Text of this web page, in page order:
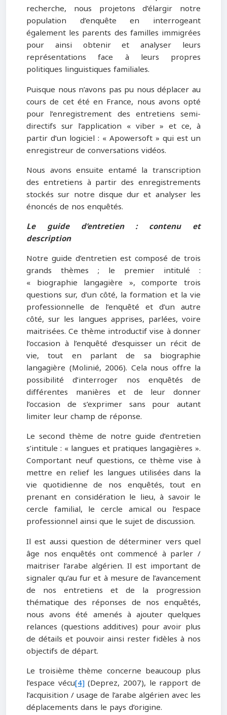
recherche, nous projetons d’élargir notre
population d’enquête en interrogeant
également les parents des familles immigrées
pour ainsi obtenir et analyser leurs
représentations face à leurs propres
politiques linguistiques familiales.
Puisque nous n’avons pas pu nous déplacer au
cours de cet été en France, nous avons opté
pour l’enregistrement des entretiens semi-
directifs sur l’application « viber » et ce, à
partir d’un logiciel : « Apowersoft » qui est un
enregistreur de conversations vidéos.
Nous avons ensuite entamé la transcription
des entretiens à partir des enregistrements
stockés sur notre disque dur et analyser les
énoncés de nos enquêtés.
Le guide d’entretien : contenu et
description
Notre guide d’entretien est composé de trois
grands thèmes ; le premier intitulé :
« biographie langagière », comporte trois
questions sur, d’un côté, la formation et la vie
professionnelle de l’enquêté et d’un autre
côté, sur les langues apprises, parlées, voire
maitrisées. Ce thème introductif vise à donner
l’occasion à l’enquêté d’esquisser un récit de
vie, tout en parlant de sa biographie
langagière (Molinié, 2006). Cela nous offre la
possibilité d’interroger nos enquêtés de
différentes manières et de leur donner
l’occasion de s’exprimer sans pour autant
limiter leur champ de réponse.
Le second thème de notre guide d’entretien
s’intitule : « langues et pratiques langagières ».
Comportant neuf questions, ce thème vise à
mettre en relief les langues utilisées dans la
vie quotidienne de nos enquêtés, tout en
prenant en considération le lieu, à savoir le
cercle familial, le cercle amical ou l’espace
professionnel ainsi que le sujet de discussion.
Il est aussi question de déterminer vers quel
âge nos enquêtés ont commencé à parler /
maitriser l’arabe algérien. Il est important de
signaler qu’au fur et à mesure de l’avancement
de nos entretiens et de la progression
thématique des réponses de nos enquêtés,
nous avons été amenés à ajouter quelques
relances (questions additives) pour avoir plus
de détails et pouvoir ainsi rester fidèles à nos
objectifs de départ.
Le troisième thème concerne beaucoup plus
l’espace vécu[4](Deprez, 2007), le rapport de
l’acquisition / usage de l’arabe algérien avec les
déplacements dans le pays d’origine.